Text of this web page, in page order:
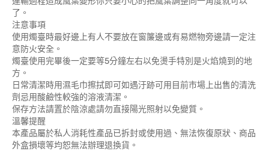
了。
注意事項
使用燭臺時最好邊上有人不要放在窗簾邊或有易燃物旁邊請一定注
意防火安全。
燭臺使用完畢後一定要等5分鐘左右以免燙手特別是火焰燒到的地
方。
日常清潔時用濕毛巾擦拭即可如遇汙跡可用目前市場上出售的清洗
劑忌用酸鹼性較強的溶液清潔。
保存方法請置於陰涼處請勿直接陽光照射以免變質。
溫馨提醒
本產品屬於私人消耗性產品已拆封或使用過、無法恢復原狀、商品
外盒損壞等均恕無法辦理退換貨。